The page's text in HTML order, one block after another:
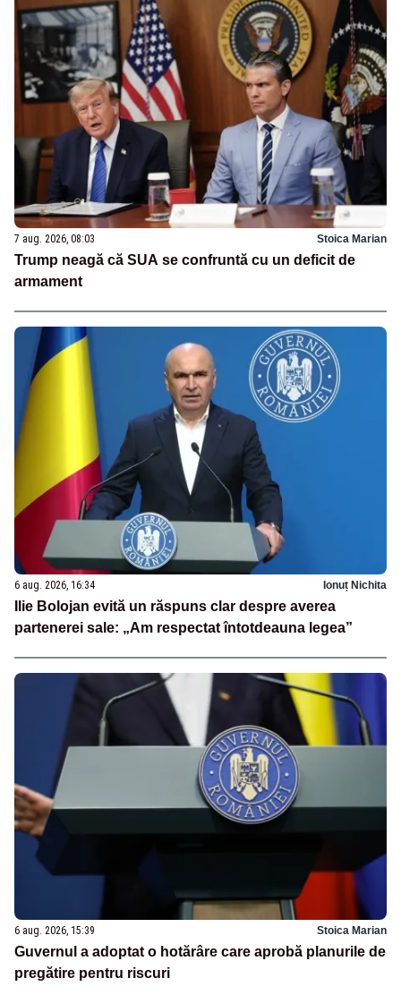
7 aug. 2026, 08:03 Stoica Marian
Trump neagă că SUA se confruntă cu un deficit de
armament
6 aug. 2026, 16:34 Ionuț Nichita
Ilie Bolojan evită un răspuns clar despre averea
partenerei sale: „Am respectat întotdeauna legea”
6 aug. 2026, 15:39 Stoica Marian
Guvernul a adoptat o hotărâre care aprobă planurile de
pregătire pentru riscuri